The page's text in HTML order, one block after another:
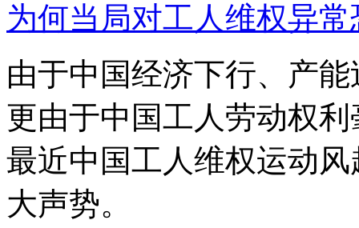
为何当局对工人维权异
由于中国经济下行、产
更由于中国工人劳动权
最近中国工人维权运动
大声势。